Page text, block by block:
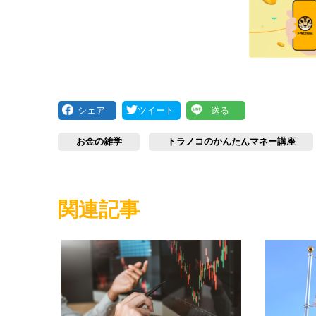
シェア ツイート 送る
お金の雑学 トラノコのかんたんマネー講座
関連記事